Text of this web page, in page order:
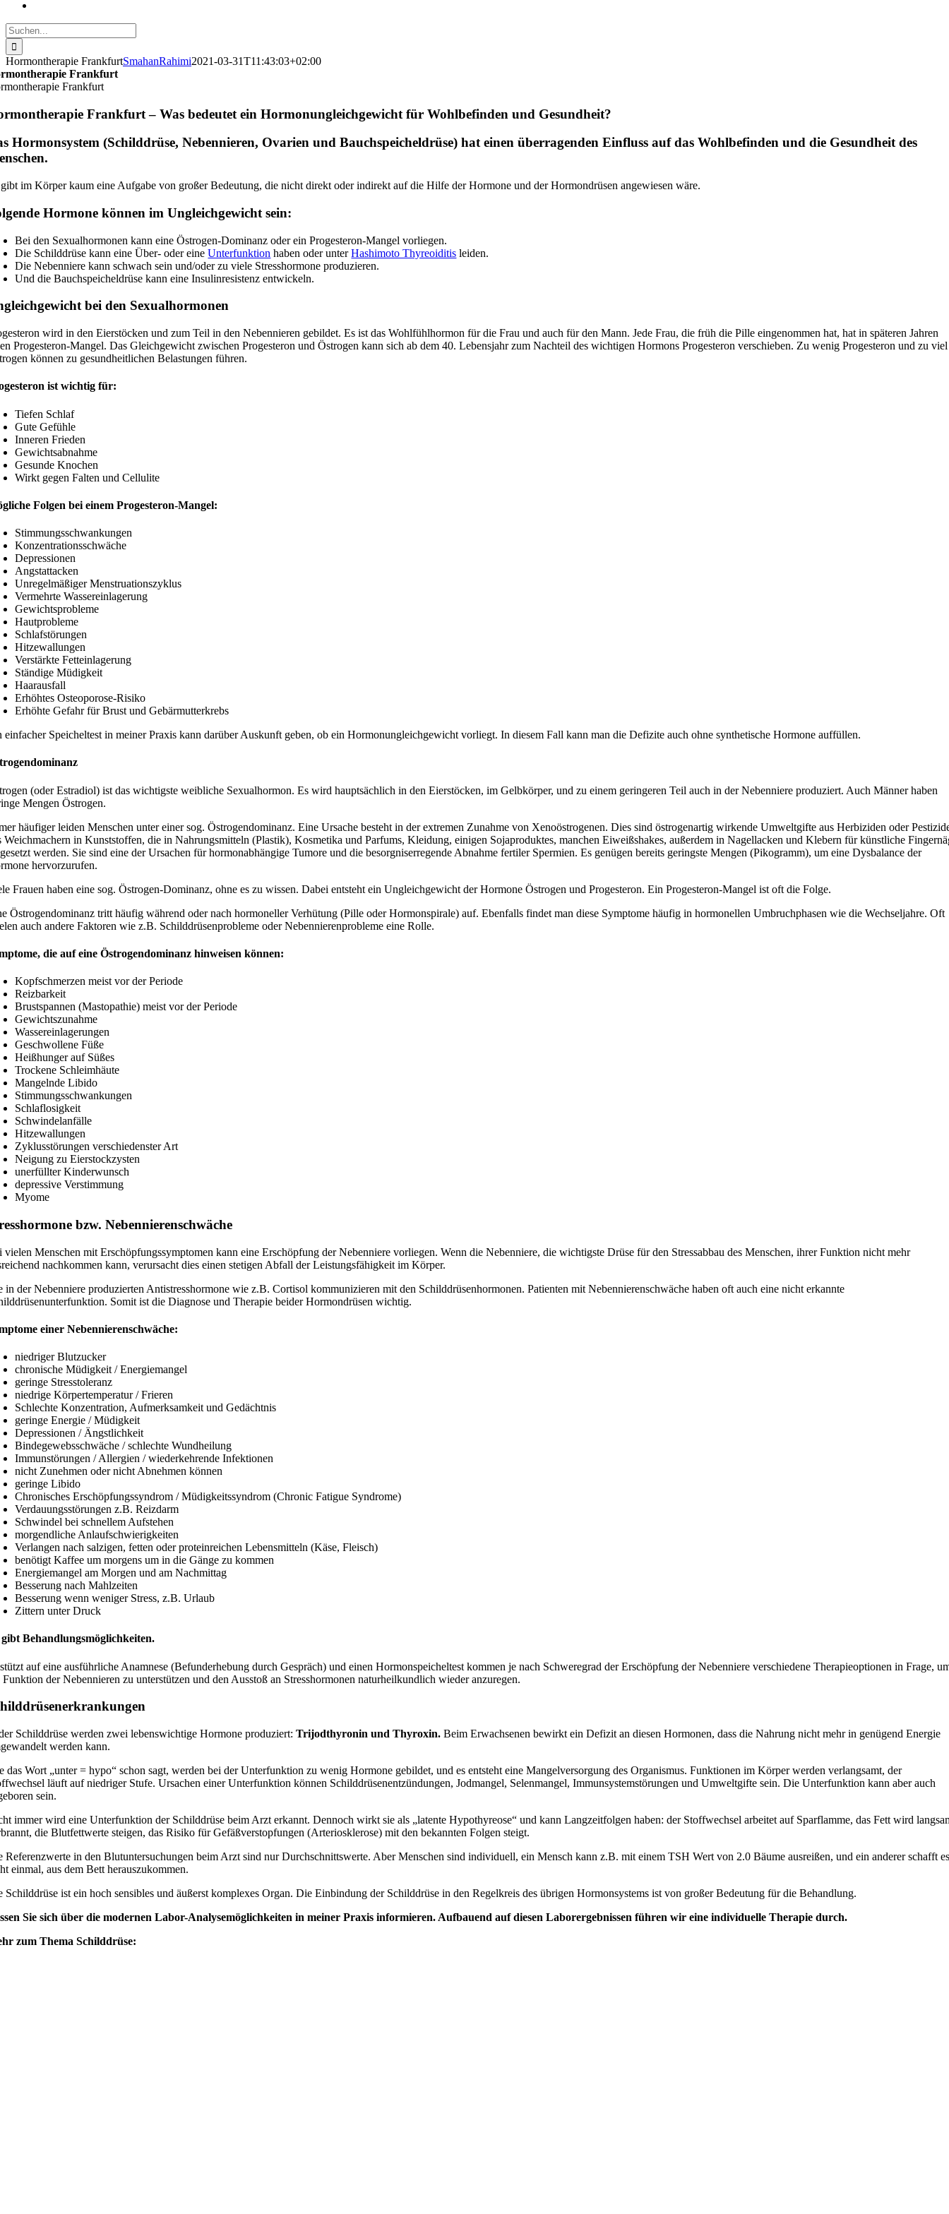
Suche
nach:
Hormontherapie FrankfurtSmahanRahimi2021-03-31T11:43:03+02:00
Frankfurt
Frankfurt
Frankfurt – Was bedeutet ein Hormonungleichgewicht für Wohlbefinden und Gesundheit?
Hormonsystem (Schilddrüse, Nebennieren, Ovarien und Bauchspeicheldrüse) hat einen überragenden Einfluss auf das Wohlbefinden und die Gesundheit des
im Körper kaum eine Aufgabe von großer Bedeutung, die nicht direkt oder indirekt auf die Hilfe der Hormone und der Hormondrüsen angewiesen wäre.
Hormone können im Ungleichgewicht sein:
Bei den Sexualhormonen kann eine Östrogen-Dominanz oder ein Progesteron-Mangel vorliegen.
Die Schilddrüse kann eine Über- oder eineUnterfunktion haben oder unterHashimoto Thyreoiditis leiden.
Die Nebenniere kann schwach sein und/oder zu viele Stresshormone produzieren.
Und die Bauchspeicheldrüse kann eine Insulinresistenz entwickeln.
bei den Sexualhormonen
wird in den Eierstöcken und zum Teil in den Nebennieren gebildet. Es ist das Wohlfühlhormon für die Frau und auch für den Mann. Jede Frau, die früh die Pille eingenommen hat, hat in späteren Jahren
Progesteron-Mangel. Das Gleichgewicht zwischen Progesteron und Östrogen kann sich ab dem 40. Lebensjahr zum Nachteil des wichtigen Hormons Progesteron verschieben. Zu wenig Progesteron und zu viel
können zu gesundheitlichen Belastungen führen.
ist wichtig für:
Tiefen Schlaf
Gute Gefühle
Inneren Frieden
Gewichtsabnahme
Gesunde Knochen
Wirkt gegen Falten und Cellulite
Folgen bei einem Progesteron-Mangel:
Stimmungsschwankungen
Konzentrationsschwäche
Depressionen
Angstattacken
Unregelmäßiger Menstruationszyklus
Vermehrte Wassereinlagerung
Gewichtsprobleme
Hautprobleme
Schlafstörungen
Hitzewallungen
Verstärkte Fetteinlagerung
Ständige Müdigkeit
Haarausfall
Erhöhtes Osteoporose-Risiko
Erhöhte Gefahr für Brust und Gebärmutterkrebs
einfacher Speicheltest in meiner Praxis kann darüber Auskunft geben, ob ein Hormonungleichgewicht vorliegt. In diesem Fall kann man die Defizite auch ohne synthetische Hormone auffüllen.
(oder Estradiol) ist das wichtigste weibliche Sexualhormon. Es wird hauptsächlich in den Eierstöcken, im Gelbkörper, und zu einem geringeren Teil auch in der Nebenniere produziert. Auch Männer haben
Mengen Östrogen.
häufiger leiden Menschen unter einer sog. Östrogendominanz. Eine Ursache besteht in der extremen Zunahme von Xenoöstrogenen. Dies sind östrogenartig wirkende Umweltgifte aus Herbiziden oder
Weichmachern in Kunststoffen, die in Nahrungsmitteln (Plastik), Kosmetika und Parfums, Kleidung, einigen Sojaproduktes, manchen Eiweißshakes, außerdem in Nagellacken und Klebern für künstliche
werden. Sie sind eine der Ursachen für hormonabhängige Tumore und die besorgniserregende Abnahme fertiler Spermien. Es genügen bereits geringste Mengen (Pikogramm), um eine Dysbalance der
hervorzurufen.
Frauen haben eine sog. Östrogen-Dominanz, ohne es zu wissen. Dabei entsteht ein Ungleichgewicht der Hormone Östrogen und Progesteron. Ein Progesteron-Mangel ist oft die Folge.
Östrogendominanz tritt häufig während oder nach hormoneller Verhütung (Pille oder Hormonspirale) auf. Ebenfalls findet man diese Symptome häufig in hormonellen Umbruchphasen wie die Wechseljahre. Oft
auch andere Faktoren wie z.B. Schilddrüsenprobleme oder Nebennierenprobleme eine Rolle.
die auf eine Östrogendominanz hinweisen können:
Kopfschmerzen meist vor der Periode
Reizbarkeit
Brustspannen (Mastopathie) meist vor der Periode
Gewichtszunahme
Wassereinlagerungen
Geschwollene Füße
Heißhunger auf Süßes
Trockene Schleimhäute
Mangelnde Libido
Stimmungsschwankungen
Schlaflosigkeit
Schwindelanfälle
Hitzewallungen
Zyklusstörungen verschiedenster Art
Neigung zu Eierstockzysten
unerfüllter Kinderwunsch
depressive Verstimmung
Myome
bzw. Nebennierenschwäche
vielen Menschen mit Erschöpfungssymptomen kann eine Erschöpfung der Nebenniere vorliegen. Wenn die Nebenniere, die wichtigste Drüse für den Stressabbau des Menschen, ihrer Funktion nicht mehr
nachkommen kann, verursacht dies einen stetigen Abfall der Leistungsfähigkeit im Körper.
in der Nebenniere produzierten Antistresshormone wie z.B. Cortisol kommunizieren mit den Schilddrüsenhormonen. Patienten mit Nebennierenschwäche haben oft auch eine nicht erkannte
Somit ist die Diagnose und Therapie beider Hormondrüsen wichtig.
einer Nebennierenschwäche:
niedriger Blutzucker
chronische Müdigkeit / Energiemangel
geringe Stresstoleranz
niedrige Körpertemperatur / Frieren
Schlechte Konzentration, Aufmerksamkeit und Gedächtnis
geringe Energie / Müdigkeit
Depressionen / Ängstlichkeit
Bindegewebsschwäche / schlechte Wundheilung
Immunstörungen / Allergien / wiederkehrende Infektionen
nicht Zunehmen oder nicht Abnehmen können
geringe Libido
Chronisches Erschöpfungssyndrom / Müdigkeitssyndrom (Chronic Fatigue Syndrome)
Verdauungsstörungen z.B. Reizdarm
Schwindel bei schnellem Aufstehen
morgendliche Anlaufschwierigkeiten
Verlangen nach salzigen, fetten oder proteinreichen Lebensmitteln (Käse, Fleisch)
benötigt Kaffee um morgens um in die Gänge zu kommen
Energiemangel am Morgen und am Nachmittag
Besserung nach Mahlzeiten
Besserung wenn weniger Stress, z.B. Urlaub
Zittern unter Druck
gibt Behandlungsmöglichkeiten.
auf eine ausführliche Anamnese (Befunderhebung durch Gespräch) und einen Hormonspeicheltest kommen je nach Schweregrad der Erschöpfung der Nebenniere verschiedene Therapieoptionen in Frage,
Funktion der Nebennieren zu unterstützen und den Ausstoß an Stresshormonen naturheilkundlich wieder anzuregen.
Schilddrüse werden zwei lebenswichtige Hormone produziert:Trijodthyronin und Thyroxin.Beim Erwachsenen bewirkt ein Defizit an diesen Hormonen, dass die Nahrung nicht mehr in genügend Energie
werden kann.
das Wort „unter = hypo“ schon sagt, werden bei der Unterfunktion zu wenig Hormone gebildet, und es entsteht eine Mangelversorgung des Organismus. Funktionen im Körper werden verlangsamt, der
läuft auf niedriger Stufe. Ursachen einer Unterfunktion können Schilddrüsenentzündungen, Jodmangel, Selenmangel, Immunsystemstörungen und Umweltgifte sein. Die Unterfunktion kann aber auch
sein.
immer wird eine Unterfunktion der Schilddrüse beim Arzt erkannt. Dennoch wirkt sie als „latente Hypothyreose“ und kann Langzeitfolgen haben: der Stoffwechsel arbeitet auf Sparflamme, das Fett wird
die Blutfettwerte steigen, das Risiko für Gefäßverstopfungen (Arteriosklerose) mit den bekannten Folgen steigt.
Referenzwerte in den Blutuntersuchungen beim Arzt sind nur Durchschnittswerte. Aber Menschen sind individuell, ein Mensch kann z.B. mit einem TSH Wert von 2.0 Bäume ausreißen, und ein anderer schafft
einmal, aus dem Bett herauszukommen.
Schilddrüse ist ein hoch sensibles und äußerst komplexes Organ. Die Einbindung der Schilddrüse in den Regelkreis des übrigen Hormonsystems ist von großer Bedeutung für die Behandlung.
Sie sich über die modernen Labor-Analysemöglichkeiten in meiner Praxis informieren. Aufbauend auf diesen Laborergebnissen führen wir eine individuelle Therapie durch.
zum Thema Schilddrüse: